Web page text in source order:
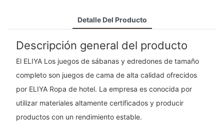
Detalle Del Producto
Descripción general del producto
El ELIYA Los juegos de sábanas y edredones de tamaño
completo son juegos de cama de alta calidad ofrecidos
por ELIYA Ropa de hotel. La empresa es conocida por
utilizar materiales altamente certificados y producir
productos con un rendimiento estable.